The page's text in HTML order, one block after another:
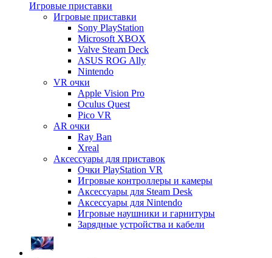
Игровые приставки
Игровые приставки
Sony PlayStation
Microsoft XBOX
Valve Steam Deck
ASUS ROG Ally
Nintendo
VR очки
Apple Vision Pro
Oculus Quest
Pico VR
AR очки
Ray Ban
Xreal
Аксессуары для приставок
Очки PlayStation VR
Игровые контроллеры и камеры
Аксессуары для Steam Desk
Аксессуары для Nintendo
Игровые наушники и гарнитуры
Зарядные устройства и кабели